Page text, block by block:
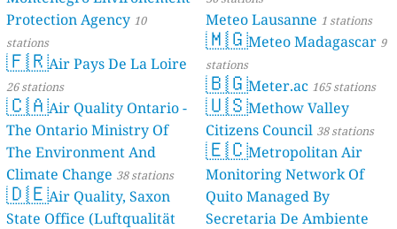
Protection Agency 10
stations
🇫🇷Air Pays De La Loire
26 stations
🇨🇦Air Quality Ontario -
The Ontario Ministry Of
The Environment And
Climate Change 38 stations
🇩🇪Air Quality, Saxon
State Office (Luftqualität
Meteo Lausanne 1 stations
🇲🇬Meteo Madagascar 9
stations
🇧🇬Meter.ac 165 stations
🇺🇸Methow Valley
Citizens Council 38 stations
🇪🇨Metropolitan Air
Monitoring Network Of
Quito Managed By
Secretaria De Ambiente